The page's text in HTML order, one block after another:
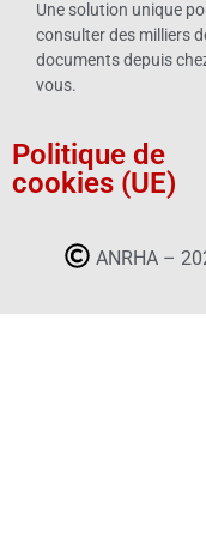
Une solution unique
consulter des milliers
documents depuis
vous.
Politique de
cookies (UE)
ANRHA –